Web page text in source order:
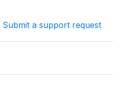
Submit a support request